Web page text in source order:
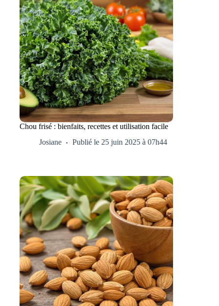
Chou frisé : bienfaits, recettes et utilisation facile
Josiane
Publié le 25 juin 2025 à 07h44